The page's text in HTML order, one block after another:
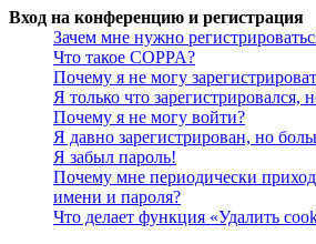
Вход на конференцию и регистрация
Зачем мне нужно
Что такое COPPA?
Почему я не могу
Я только что зарегистрировался,
Почему я не могу войти?
Я давно зарегистрирован, но
Я забыл пароль!
Почему мне периодически
имени и пароля?
Что делает функция «Удалить